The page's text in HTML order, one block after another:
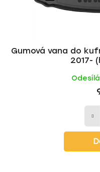
Gumová vana do
2017-